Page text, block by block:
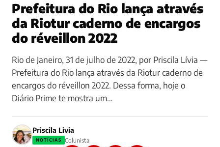
Prefeitura do Rio lança através
da Riotur caderno de encargos
do réveillon 2022
Rio de Janeiro, 31 de julho de 2022, por Priscila Lívia —
Prefeitura do Rio lança através da Riotur caderno de
encargos do réveillon 2022. Dessa forma, hoje o
Diário Prime te mostra um…
Priscila Livia
NOTÍCIAS
Colunista